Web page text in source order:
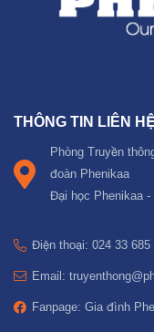
THÔNG TIN LIÊN HỆ
Phòng Truyền
đoàn Phenikaa
Đại học Phenikaa
Điện thoại: 024 33 685
Email:
Fanpage: Gia đình